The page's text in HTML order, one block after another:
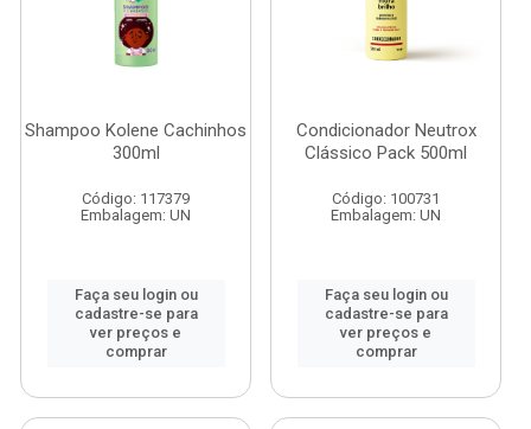
Shampoo Kolene Cachinhos
300ml
Código: 117379
Embalagem: UN
Faça seu login ou
cadastre-se para
ver preços e
comprar
Condicionador Neutrox
Clássico Pack 500ml
Código: 100731
Embalagem: UN
Faça seu login ou
cadastre-se para
ver preços e
comprar